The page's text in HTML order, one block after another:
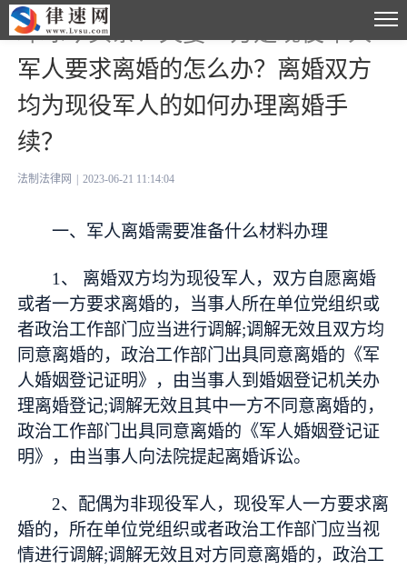
环球今头条！夫妻一方是现役军人
军人要求离婚的怎么办？离婚双方
均为现役军人的如何办理离婚手
续？
法制法律网 2023-06-21 11:14:04
一、军人离婚需要准备什么材料办理
1、 离婚双方均为现役军人，双方自愿离婚
或者一方要求离婚的，当事人所在单位党组织或
者政治工作部门应当进行调解;调解无效且双方均
同意离婚的，政治工作部门出具同意离婚的《军
人婚姻登记证明》，由当事人到婚姻登记机关办
理离婚登记;调解无效且其中一方不同意离婚的，
政治工作部门出具同意离婚的《军人婚姻登记证
明》，由当事人向法院提起离婚诉讼。
2、配偶为非现役军人，现役军人一方要求离
婚的，所在单位党组织或者政治工作部门应当视
情进行调解;调解无效且对方同意离婚的，政治工